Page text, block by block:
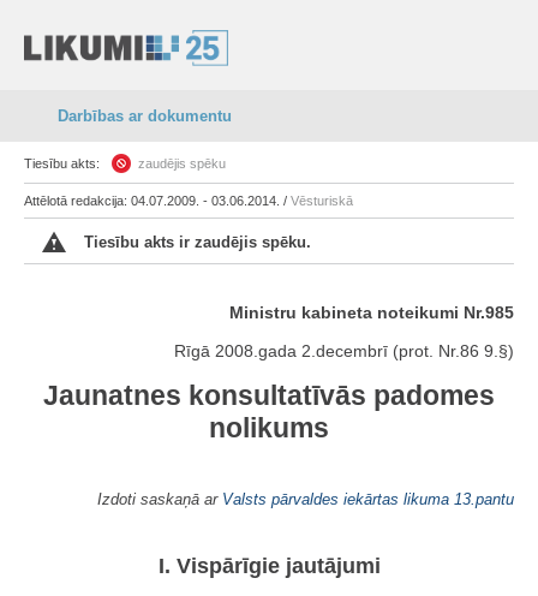
Darbības ar dokumentu
Tiesību akts: zaudējis spēku
Attēlotā redakcija: 04.07.2009. - 03.06.2014. / Vēsturiskā
Tiesību akts ir zaudējis spēku.
Ministru kabineta noteikumi Nr.985
Rīgā 2008.gada 2.decembrī (prot. Nr.86 9.§)
Jaunatnes konsultatīvās padomes
nolikums
Izdoti saskaņā ar Valsts pārvaldes iekārtas likuma 13.pantu
I. Vispārīgie jautājumi